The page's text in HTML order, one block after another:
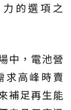
的選項之
中，電池營
求高峰時賣
補足再生能